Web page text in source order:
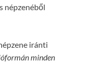
népzenéből
iránti
minden